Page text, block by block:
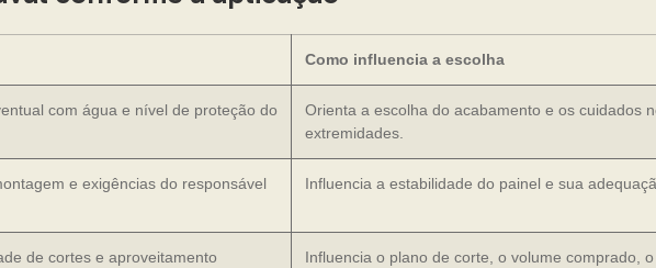
Como influencia a escolha
com água e nível de proteção do
Orienta a escolha do acabamento e os cuidados
extremidades.
e exigências do responsável
Influencia a estabilidade do painel e sua
de cortes e aproveitamento
Influencia o plano de corte, o volume comprado,